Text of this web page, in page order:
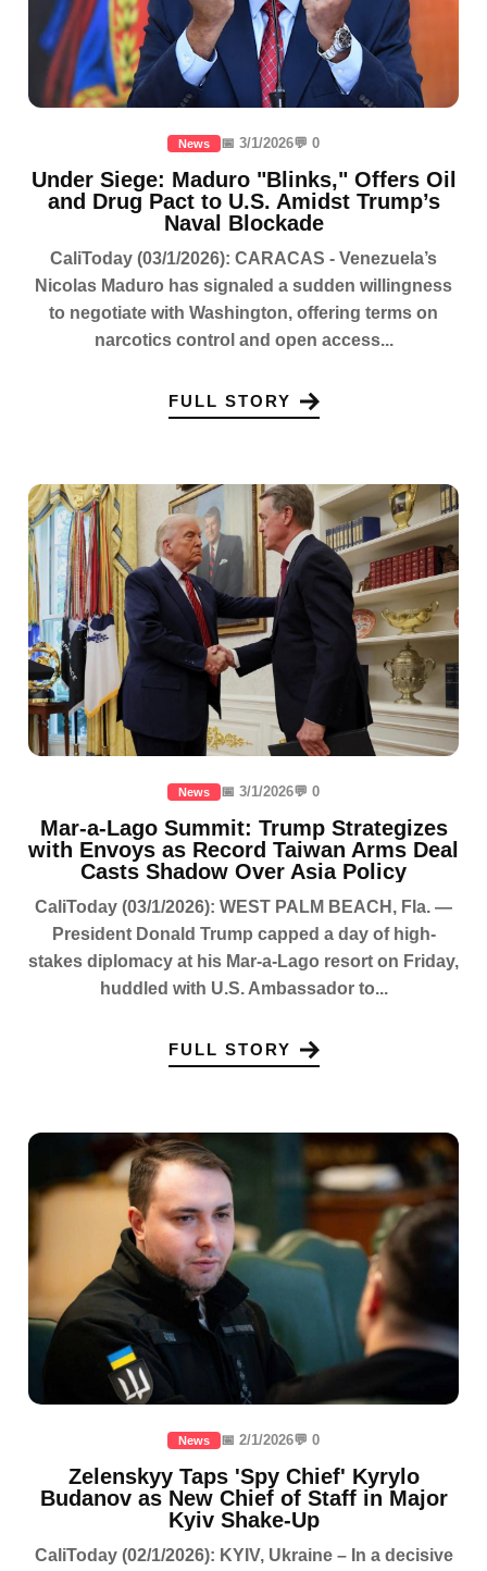
News 📅 3/1/2026💬 0
Under Siege: Maduro "Blinks," Offers Oil
and Drug Pact to U.S. Amidst Trump’s
Naval Blockade
CaliToday (03/1/2026): CARACAS - Venezuela’s
Nicolas Maduro has signaled a sudden willingness
to negotiate with Washington, offering terms on
narcotics control and open access...
FULL STORY
News 📅 3/1/2026💬 0
Mar-a-Lago Summit: Trump Strategizes
with Envoys as Record Taiwan Arms Deal
Casts Shadow Over Asia Policy
CaliToday (03/1/2026): WEST PALM BEACH, Fla. —
President Donald Trump capped a day of high-
stakes diplomacy at his Mar-a-Lago resort on Friday,
huddled with U.S. Ambassador to...
FULL STORY
News 📅 2/1/2026💬 0
Zelenskyy Taps 'Spy Chief' Kyrylo
Budanov as New Chief of Staff in Major
Kyiv Shake-Up
CaliToday (02/1/2026): KYIV, Ukraine – In a decisive